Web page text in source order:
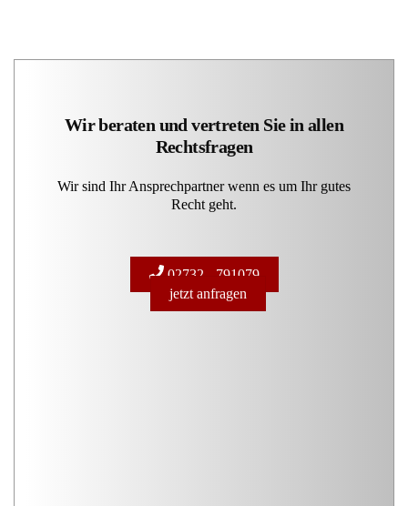
Wir beraten und vertreten Sie in allen
Rechtsfragen
Wir sind Ihr Ansprechpartner wenn es um Ihr gutes
Recht geht.
02732 - 791079
jetzt anfragen